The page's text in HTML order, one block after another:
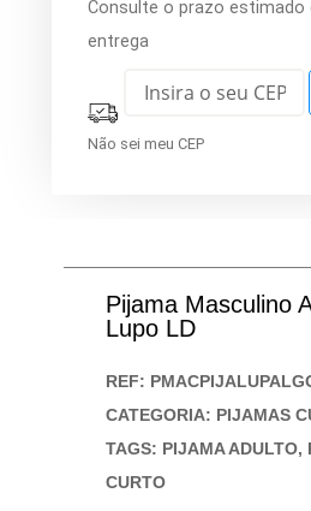
Consulte o prazo estimado
entrega
Não sei meu CEP
Pijama Masculino
Lupo LD
REF:
CATEGORIA: PIJAMAS
TAGS: PIJAMA ADULTO,
CURTO